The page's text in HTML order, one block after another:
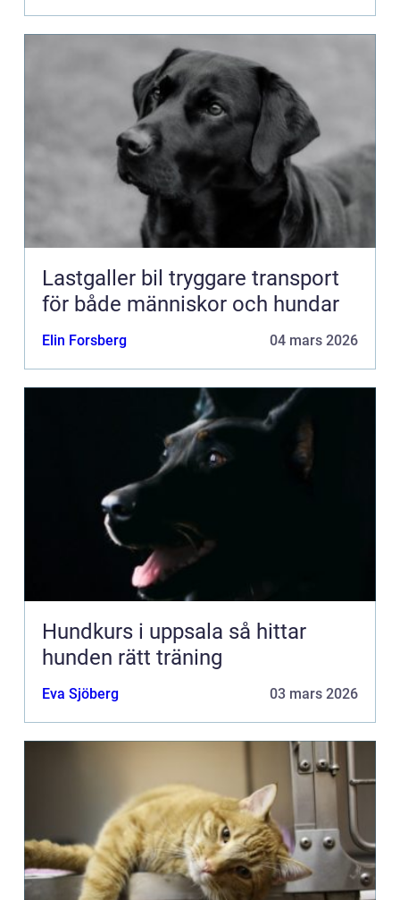
Lastgaller bil tryggare transport
för både människor och hundar
Elin Forsberg 04 mars 2026
Hundkurs i uppsala så hittar
hunden rätt träning
Eva Sjöberg 03 mars 2026